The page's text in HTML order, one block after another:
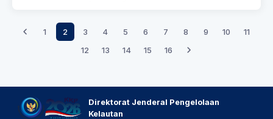
1 2 3 4 5 6 7 8 9 10
11
12
13 14 15 16
Direktorat Jenderal Pengelolaan
Kelautan